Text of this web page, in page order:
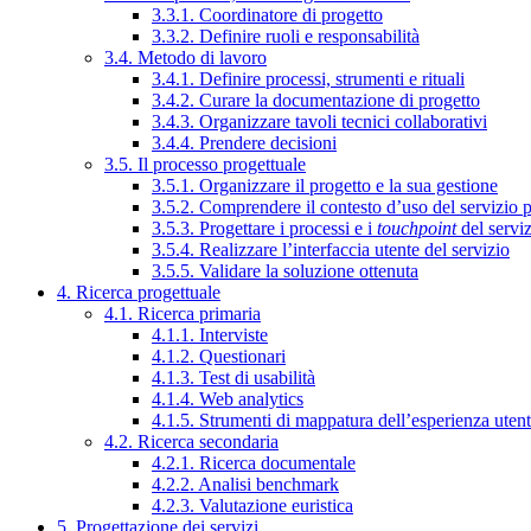
3.3.1. Coordinatore di progetto
3.3.2. Definire ruoli e responsabilità
3.4. Metodo di lavoro
3.4.1. Definire processi, strumenti e rituali
3.4.2. Curare la documentazione di progetto
3.4.3. Organizzare tavoli tecnici collaborativi
3.4.4. Prendere decisioni
3.5. Il processo progettuale
3.5.1. Organizzare il progetto e la sua gestione
3.5.2. Comprendere il contesto d’uso del servizio
3.5.3. Progettare i processi e i touchpointdel
3.5.4. Realizzare l’interfaccia utente del servizio
3.5.5. Validare la soluzione ottenuta
4. Ricerca progettuale
4.1. Ricerca primaria
4.1.1. Interviste
4.1.2. Questionari
4.1.3. Test di usabilità
4.1.4. Web analytics
4.1.5. Strumenti di mappatura dell’esperienza
4.2. Ricerca secondaria
4.2.1. Ricerca documentale
4.2.2. Analisi benchmark
4.2.3. Valutazione euristica
5. Progettazione dei servizi